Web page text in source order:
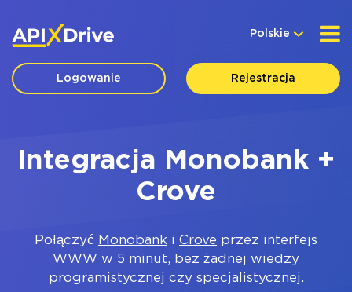
Polskie
Logowanie Rejestracja
Integracja Monobank +
Crove
Połączyć Monobank i Crove przez interfejs
WWW w 5 minut, bez żadnej wiedzy
programistycznej czy specjalistycznej.